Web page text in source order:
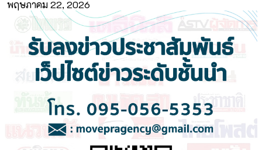
พฤษภาคม 22, 2026